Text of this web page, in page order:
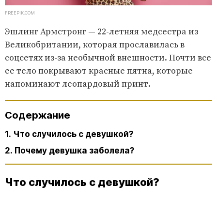
FREEPIK.COM
Эшлинг Армстронг — 22-летняя медсестра из
Великобритании, которая прославилась в
соцсетях из-за необычной внешности. Почти все
ее тело покрывают красные пятна, которые
напоминают леопардовый принт.
Содержание
1. Что случилось с девушкой?
2. Почему девушка заболела?
Что случилось с девушкой?